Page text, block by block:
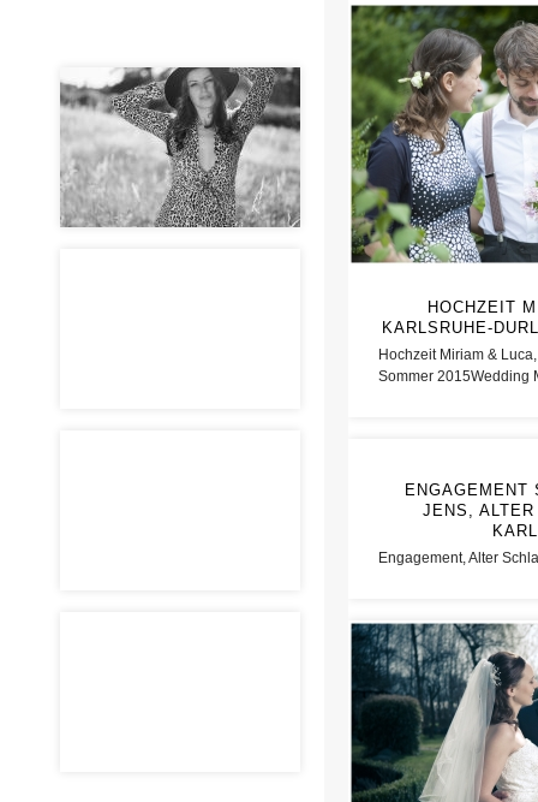
HOCHZEIT
KARLSRUHE-
Hochzeit Miriam &
Sommer 2015Wedding
ENGAGEMENT
JENS,
Engagement, Alter